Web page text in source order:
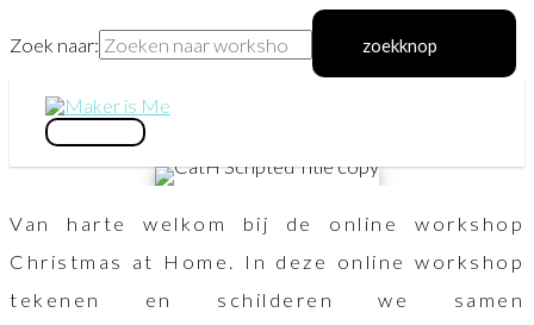
Zoek naar: zoekknop
de
hoofdmenu
Van harte welkom bij de online workshop
Christmas at Home. In deze online workshop
tekenen en schilderen we samen